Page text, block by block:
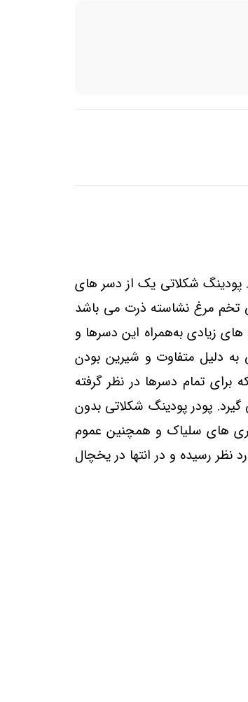
پودینگ شکلاتی یک از دسر های
تخم مرغ نشاسته ذرت می باشد
زیادی به‌همراه این دسرها و
دلیل متفاوت و شیرین بودن
تمام دسرها در نظر گرفته
پودر پودینگ شکلاتی بدون
های سلیاک و همچنین عموم
رسیده و در انتها در یخچال